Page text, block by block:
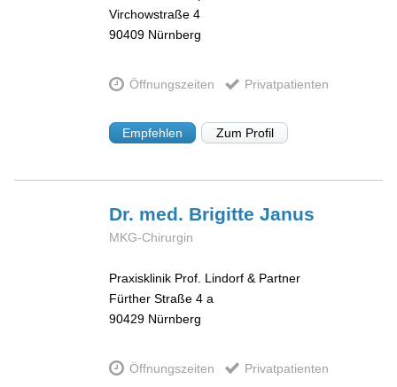
Virchowstraße 4
90409 Nürnberg
Öffnungszeiten Privatpatienten
Empfehlen Zum Profil
Dr. med. BrigitteJanus
MKG-Chirurgin
Praxisklinik Prof. Lindorf & Partner
Fürther Straße 4 a
90429 Nürnberg
Öffnungszeiten Privatpatienten